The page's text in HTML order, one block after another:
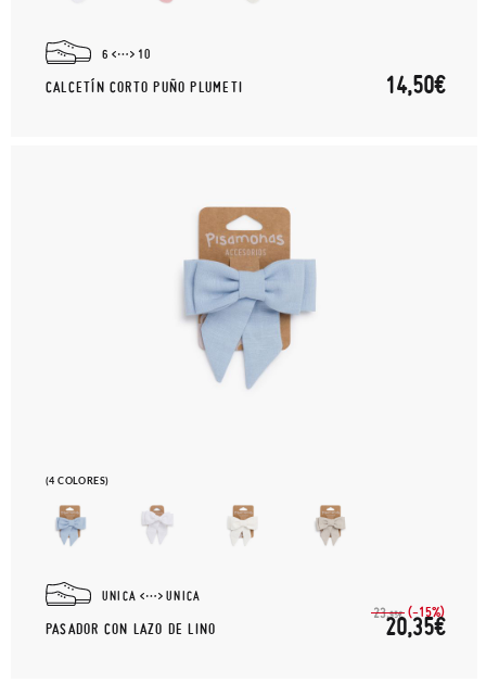
6 10
CALCETÍN CORTO PUÑO PLUMETI 14,50€
(4 COLORES)
UNICA UNICA
PASADOR CON LAZO DE LINO
23,95€ (-15%)
20,35€